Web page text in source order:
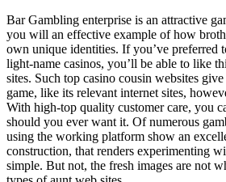
Bar Gambling enterprise is an attractive
you will an effective example of how
own unique identities. If you’ve preferred
light-name casinos, you’ll be able to like
sites. Such top casino cousin websites
game, like its relevant internet sites,
With high-top quality customer care, you
should you ever want it. Of numerous
using the working platform show an
construction, that renders experimenting
simple. But not, the fresh images are not